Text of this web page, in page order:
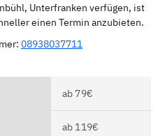
Unterfranken verfügen, ist
einen Termin anzubieten.
08938037711
ab 79€
ab 119€